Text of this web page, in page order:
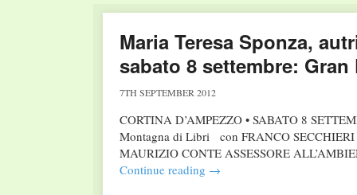
Maria Teresa Sponza,
sabato 8 settembre:
7TH SEPTEMBER 2012
CORTINA D’AMPEZZO • SABATO 8
Montagna di Libri con FRANCO
MAURIZIO CONTE ASSESSORE
Continue reading →